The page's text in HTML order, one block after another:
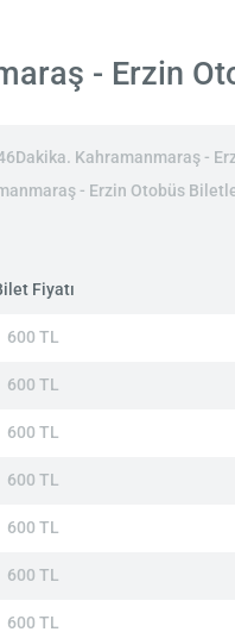
- Erzin
Kahramanmaraş -
- Erzin Otobüs
Fiyatı
600 TL
600 TL
600 TL
600 TL
600 TL
600 TL
600 TL